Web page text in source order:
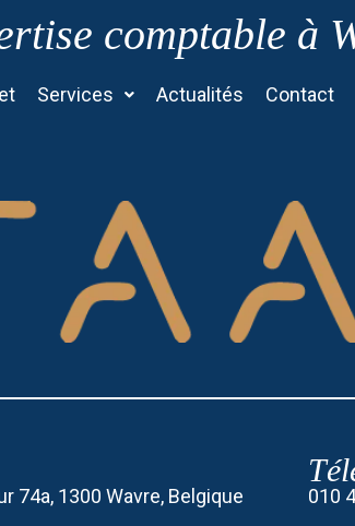
comptable à
Services Actualités Contact
74a, 1300 Wavre, Belgique 010